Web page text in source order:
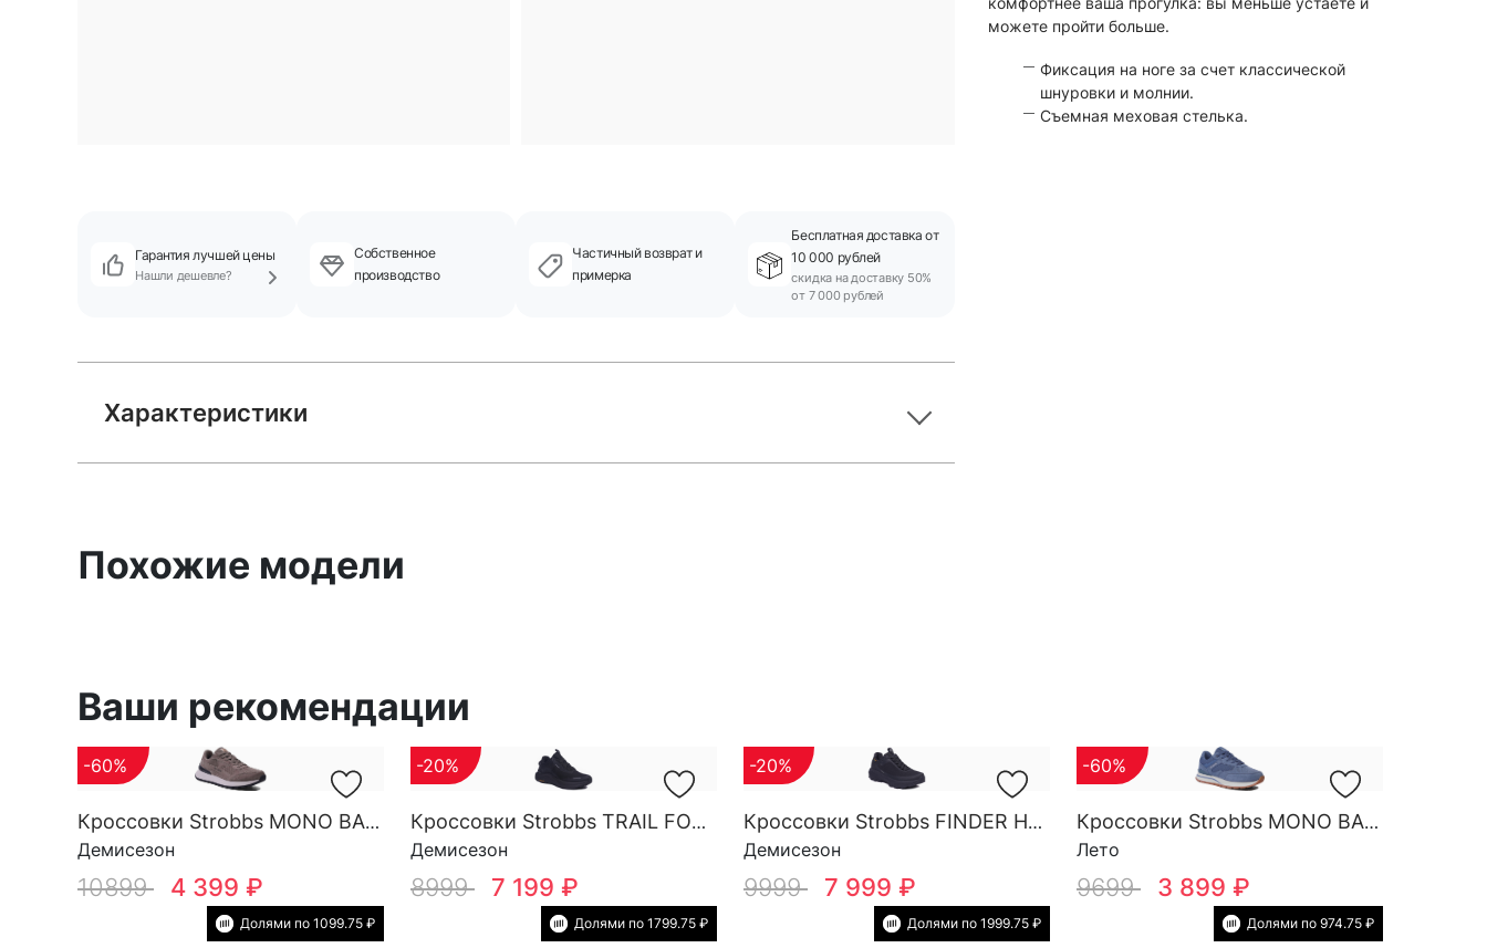
можете пройти больше.
Фиксация на ноге за счет классической
шнуровки и молнии.
Съемная меховая стелька.
Гарантия лучшей цены
Нашли дешевле?
Собственное
производство
Частичный возврат и
примерка
Бесплатная доставка от
10 000 рублей
скидка на доставку 50%
от 7 000 рублей
Характеристики
Похожие модели
Ваши рекомендации
Кроссовки Strobbs MONO BASE M 3696-17
Демисезон
-60%
10899 4 399 ₽
Долями по 1099.75 ₽
Кроссовки Strobbs TRAIL FORCE YOW SG M 3818-3
Демисезон
-20%
8999 7 199 ₽
Долями по 1799.75 ₽
Кроссовки Strobbs FINDER HG M 3788-2
Демисезон
-20%
9999 7 999 ₽
Долями по 1999.75 ₽
Кроссовки Strobbs MONO BASE W 7552-5
Лето
-60%
9699 3 899 ₽
Долями по 974.75 ₽